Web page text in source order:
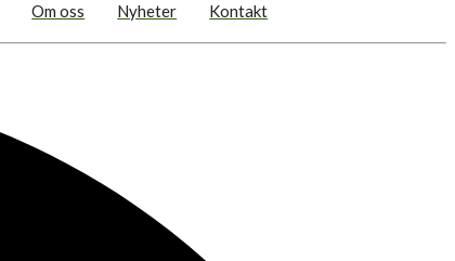
Om oss Nyheter Kontakt